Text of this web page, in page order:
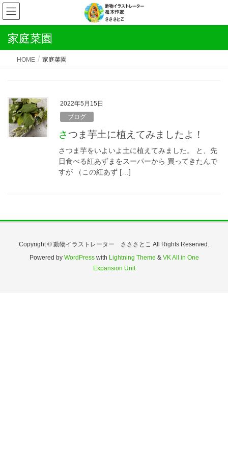
家庭菜園
HOME 家庭菜園
2022年5月15日
ブログ
さつま芋土に植えてみましたよ！
さつま芋をいよいよ土に植えてみました。 と、先
日食べる紅あずまをスーパーから 買ってきたんで
すが （この紅あず […]
Copyright © 動物イラストレーター さささとこ All Rights Reserved.
Powered by WordPresswith Lightning Theme & VK All in One
Expansion Unit